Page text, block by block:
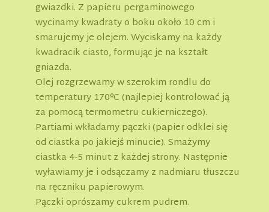
gwiazdki. Z papieru pergaminowego
wycinamy kwadraty o boku około 10 cm i
smarujemy je olejem. Wyciskamy na każdy
kwadracik ciasto, formując je na kształt
gniazda.
Olej rozgrzewamy w szerokim rondlu do
temperatury 170ºC (najlepiej kontrolować ją
za pomocą termometru cukierniczego).
Partiami wkładamy pączki (papier odklei się
od ciastka po jakiejś minucie). Smażymy
ciastka 4-5 minut z każdej strony. Następnie
wyławiamy je i odsączamy z nadmiaru tłuszczu
na ręczniku papierowym.
Pączki oprószamy cukrem pudrem.